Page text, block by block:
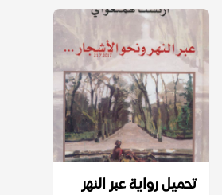
تحميل رواية عبر النهر